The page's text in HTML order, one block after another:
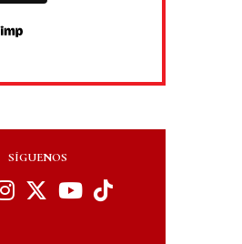
SÍGUENOS